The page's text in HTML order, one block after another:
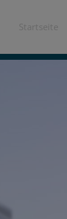
Startseite